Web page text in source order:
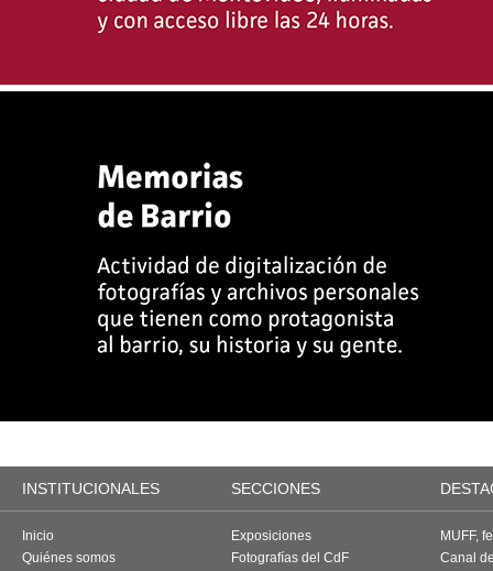
INSTITUCIONALES SECCIONES
Inicio
Quiénes somos
Exposiciones
Fotografías del CdF
MUFF,
Canal